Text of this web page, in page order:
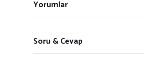
Yorumlar
Soru & Cevap